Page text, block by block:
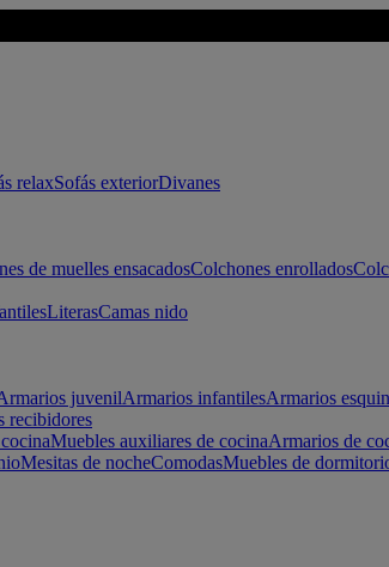
relaxSofás exteriorDivanes
de muelles ensacadosColchones enrollados
LiterasCamas nido
juvenilArmarios infantilesArmarios
recibidores
Muebles auxiliares de cocinaArmarios de
Mesitas de nocheComodasMuebles de